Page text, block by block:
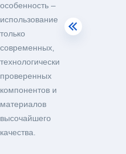
особенность –
использование
только
современных,
технологически
проверенных
компонентов и
материалов
высочайшего
качества.